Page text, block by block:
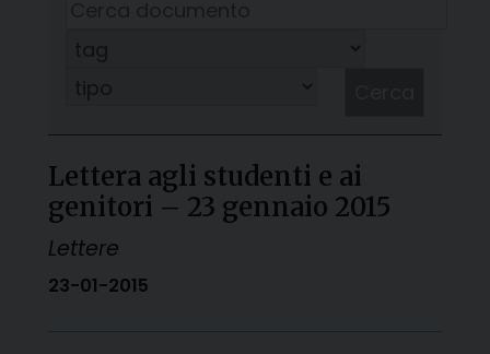
Lettera agli studenti e ai
genitori – 23 gennaio 2015
Lettere
23-01-2015